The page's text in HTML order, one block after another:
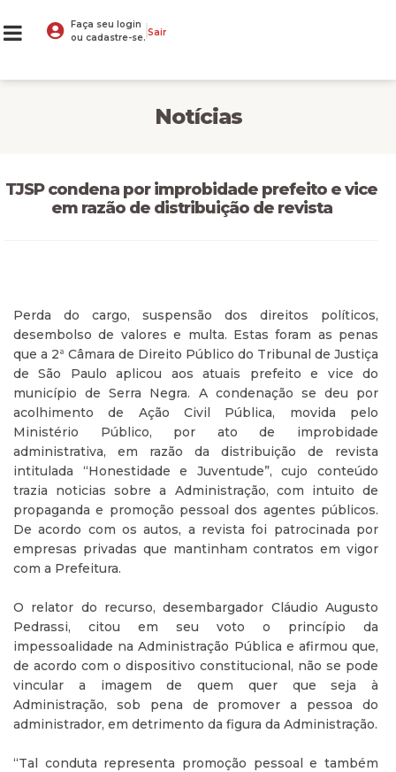
Faça seu login
ou cadastre-se. Sair
Notícias
TJSP condena por improbidade prefeito e vice
em razão de distribuição de revista
Perda do cargo, suspensão dos direitos políticos,
desembolso de valores e multa. Estas foram as penas
que a 2ª Câmara de Direito Público do Tribunal de Justiça
de São Paulo aplicou aos atuais prefeito e vice do
município de Serra Negra. A condenação se deu por
acolhimento de Ação Civil Pública, movida pelo
Ministério Público, por ato de improbidade
administrativa, em razão da distribuição de revista
intitulada “Honestidade e Juventude”, cujo conteúdo
trazia noticias sobre a Administração, com intuito de
propaganda e promoção pessoal dos agentes públicos.
De acordo com os autos, a revista foi patrocinada por
empresas privadas que mantinham contratos em vigor
com a Prefeitura.
O relator do recurso, desembargador Cláudio Augusto
Pedrassi, citou em seu voto o princípio da
impessoalidade na Administração Pública e afirmou que,
de acordo com o dispositivo constitucional, não se pode
vincular a imagem de quem quer que seja à
Administração, sob pena de promover a pessoa do
administrador, em detrimento da figura da Administração.
“Tal conduta representa promoção pessoal e também